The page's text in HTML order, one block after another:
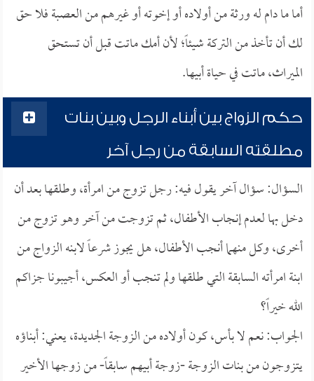
أما ما دام له ورثة من أولاده أو إخوته أو غيرهم من العصبة فلا حق
لك أن تأخذ من التركة شيئاً؛ لأن أمك ماتت قبل أن تستحق
الميراث، ماتت في حياة أبيها.
حكم الزواج بين أبناء الرجل وبين بنات
مطلقته السابقة من رجل آخر
السؤال: سؤال آخر يقول فيه: رجل تزوج من امرأة، وطلقها بعد أن
دخل بها لعدم إنجاب الأطفال، ثم تزوجت من آخر وهو تزوج من
أخرى، وكل منهما أنجب الأطفال، هل يجوز شرعاً لابنه الزواج من
ابنة امرأته السابقة التي طلقها ولم تنجب أو العكس، أجيبونا جزاكم
الله خيراً؟
الجواب: نعم لا بأس، كون أولاده من الزوجة الجديدة، يعني: أبناؤه
يتزوجون من بنات الزوجة -زوجة أبيهم سابقاً- من زوجها الأخير